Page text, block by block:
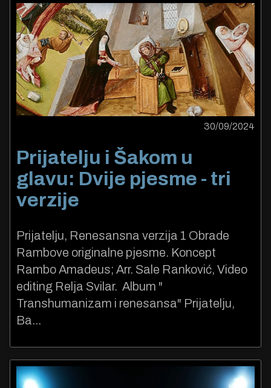
30/09/2024
Prijatelju i Šakom u
glavu: Dvije pjesme - tri
verzije
Prijatelju, Renesansna verzija 1 Obrade
Rambove originalne pjesme. Koncept
Rambo Amadeus; Arr. Sale Ranković, Video
editing Relja Svilar. Album "
Transhumanizam i renesansa" Prijatelju,
Ba...